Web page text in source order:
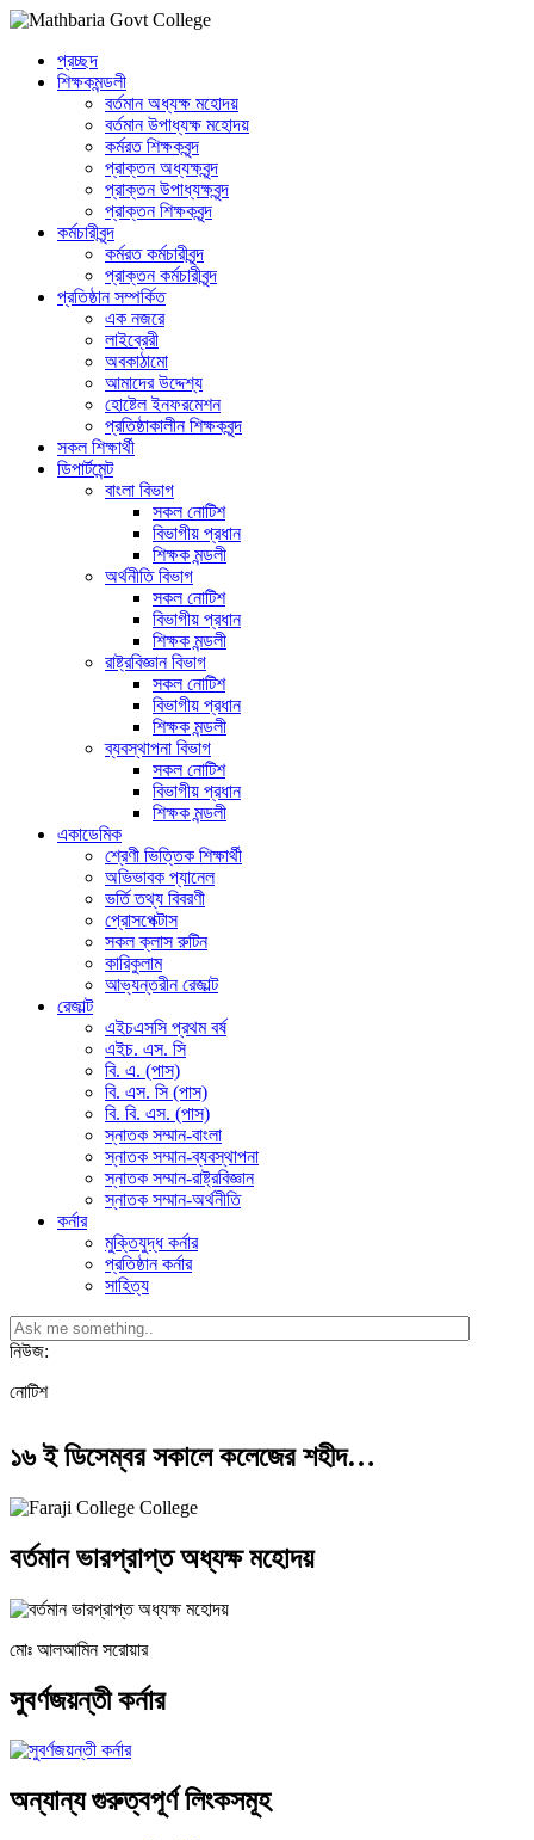
প্রচ্ছদ
শিক্ষকমন্ডলী
বর্তমান অধ্যক্ষ মহোদয়
বর্তমান ‌উপাধ্যক্ষ মহোদয়
কর্মরত শিক্ষকবৃন্দ
প্রাক্তন অধ্যক্ষবৃন্দ
প্রাক্তন উপাধ্যক্ষবৃন্দ
প্রাক্তন শিক্ষকবৃন্দ
কর্মচারীবৃন্দ
কর্মরত কর্মচারীবৃন্দ
প্রাক্তন কর্মচারীবৃন্দ
প্রতিষ্ঠান সম্পর্কিত
এক নজরে
লাইব্রেরী
অবকাঠামো
আমাদের উদ্দেশ্য
হোষ্টেল ইনফরমেশন
প্রতিষ্ঠাকালীন শিক্ষকবৃন্দ
সকল শিক্ষার্থী
ডিপার্টমেন্ট
বাংলা বিভাগ
সকল নোটিশ
বিভাগীয় প্রধান
শিক্ষক মন্ডলী
অর্থনীতি বিভাগ
সকল নোটিশ
বিভাগীয় প্রধান
শিক্ষক মন্ডলী
রাষ্ট্রবিজ্ঞান বিভাগ
সকল নোটিশ
বিভাগীয় প্রধান
শিক্ষক মন্ডলী
ব্যবস্থাপনা বিভাগ
সকল নোটিশ
বিভাগীয় প্রধান
শিক্ষক মন্ডলী
একাডেমিক
শ্রেণী ভিত্তিক শিক্ষার্থী
অভিভাবক প্যানেল
ভর্তি তথ্য বিবরণী
প্রোসপেক্টাস
সকল ক্লাস রুটিন
কারিকুলাম
আভ্যন্তরীন রেজাল্ট
রেজাল্ট
এইচএসসি প্রথম বর্ষ
এইচ. এস. সি
বি. এ. (পাস)
বি. এস. সি (পাস)
বি. বি. এস. (পাস)
স্নাতক সম্মান-বাংলা
স্নাতক সম্মান-ব্যবস্থাপনা
স্নাতক সম্মান-রাষ্ট্রবিজ্ঞান
স্নাতক সম্মান-অর্থনীতি
কর্নার
মুক্তিযুদ্ধ কর্নার
প্রতিষ্ঠান কর্নার
সাহিত্য
নিউজ:
নোটিশ
১৬ ই ডিসেম্বর সকালে কলেজের শহীদ…
বর্তমান ভারপ্রাপ্ত অধ্যক্ষ মহোদয়
মোঃ আলআমিন সরোয়ার
সুবর্ণজয়ন্তী কর্নার
অন্যান্য গুরুত্বপূর্ণ লিংকসমূহ